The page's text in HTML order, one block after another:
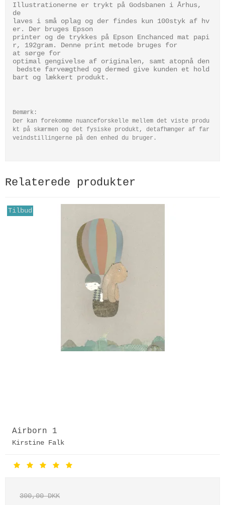
Illustrationerne er trykt på Godsbanen i Århus,
de
laves i små oplag og der findes kun 100styk af hv
er. Der bruges Epson
printer og de trykkes på Epson Enchanced mat papi
r, 192gram. Denne print metode bruges for
at sørge for
optimal gengivelse af originalen, samt atopnå den
bedste farveægthed og dermed give kunden et hold
bart og lækkert produkt.
Bemærk:
Der kan forekomme nuanceforskelle mellem det viste produ
kt på skærmen og det fysiske produkt, detafhænger af far
veindstillingerne på den enhed du bruger.
Relaterede produkter
Tilbud
Airborn 1
Kirstine Falk
300,00 DKK